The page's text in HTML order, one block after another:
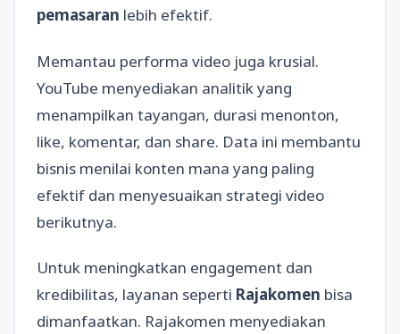
pemasaran lebih efektif.
Memantau performa video juga krusial.
YouTube menyediakan analitik yang
menampilkan tayangan, durasi menonton,
like, komentar, dan share. Data ini membantu
bisnis menilai konten mana yang paling
efektif dan menyesuaikan strategi video
berikutnya.
Untuk meningkatkan engagement dan
kredibilitas, layanan seperti Rajakomen bisa
dimanfaatkan. Rajakomen menyediakan